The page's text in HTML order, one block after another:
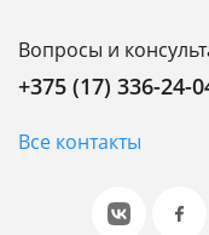
Вопросы и
+375 (17) 336-24-
Все контакты